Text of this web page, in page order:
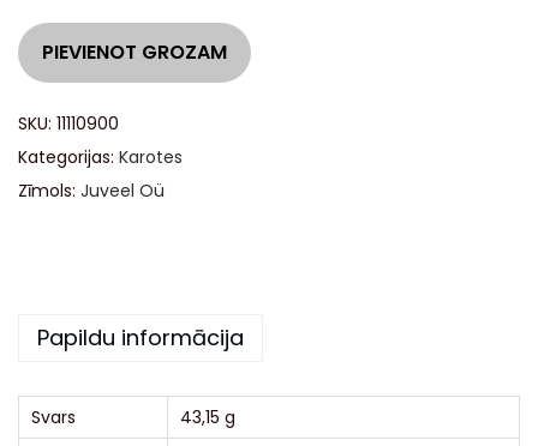
PIEVIENOT GROZAM
SKU: 11110900
Kategorijas: Karotes
Zīmols: Juveel Oü
Papildu informācija
Svars
43,15 g